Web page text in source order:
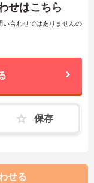
せはこちら
合わせではありませんの
保存
せる